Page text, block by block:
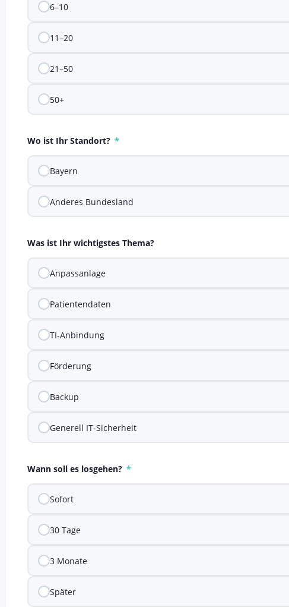
6–10
11–20
21–50
50+
Wo ist Ihr Standort?
Bayern
Anderes Bundesland
Was ist Ihr wichtigstes Thema?
Anpassanlage
Patientendaten
TI-Anbindung
Förderung
Backup
Generell IT-Sicherheit
Wann soll es losgehen?
Sofort
30 Tage
3 Monate
Später